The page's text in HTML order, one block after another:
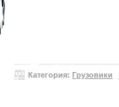
Категория: Грузовики